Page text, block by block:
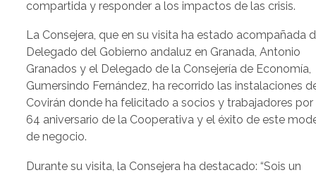
compartida y responder a los impactos de las crisis.
La Consejera, que en su visita ha estado acompañada
Delegado del Gobierno andaluz en Granada, Antonio
Granados y el Delegado de la Consejería de Economía,
Gumersindo Fernández, ha recorrido las instalaciones
Covirán donde ha felicitado a socios y trabajadores por
64 aniversario de la Cooperativa y el éxito de este
de negocio.
Durante su visita, la Consejera ha destacado: “Sois un